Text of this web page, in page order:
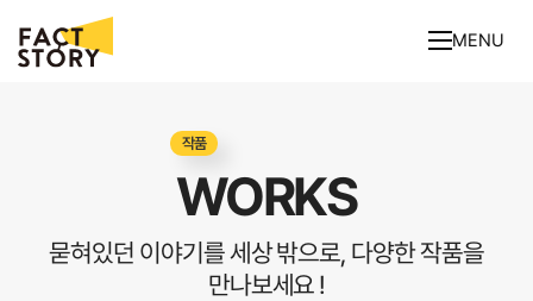
MENU
작품
WORKS
묻혀있던 이야기를 세상 밖으로, 다양한 작품을
만나보세요 !